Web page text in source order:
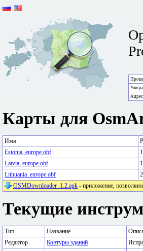
Улицы
Карты для
Имя
Estonia_europe.obf
Latvia_europe.obf
Lithuania_europe.obf
OSMDownloader_1.2.apk - приложение,
Текущие
Тип Название
Редактор
Контуры зданий